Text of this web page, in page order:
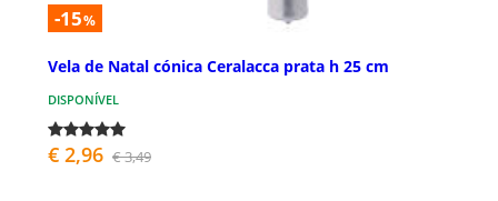
-15%
Vela de Natal cónica Ceralacca prata h 25 cm
DISPONÍVEL
€ 2,96 € 3,49